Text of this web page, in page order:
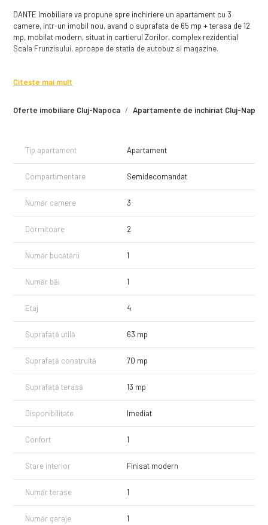
Oferte imobiliare Cluj-Napoca Apartamente de închiriat Cluj-Napoca
DANTE Imobiliare va propune spre inchiriere un apartament cu 3
camere, intr-un imobil nou, avand o suprafata de 65 mp + terasa de 12
mp, mobilat modern, situat in cartierul Zorilor, complex rezidential
Scala Frunzisului, aproape de statia de autobuz si magazine.
astfel:
electric, frigider, hota si loc de luat masa
- o baie cu cabina de dus si masina de spalat haine
euro/luna!
Pentru vizionari sau alte informatii va stam la dispozitie.
Citește mai mult
Tip apartament Apartament
Compartimentare Semidecomandat
Număr camere 3
Dormitoare 2
Număr bucătării 1
Număr băi 1
Etaj 4
Suprafață utilă 63 mp
Suprafață construită 70 mp
Suprafață terasă 13 mp
Disponibilitate Imediat
Confort 1
Stare interior Finisat modern
Număr terase 1
Număr garaje 1